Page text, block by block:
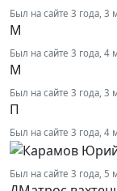
Был на сайте 3 года, 3
М
Был на сайте 3 года, 4
М
Был на сайте 3 года, 3
П
Был на сайте 3 года, 4
Был на сайте 3 года, 5